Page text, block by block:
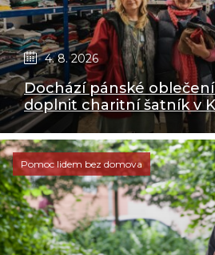
4. 8. 2026
Dochází pánské
doplnit charitní šatník v
Pomoc lidem bez domova